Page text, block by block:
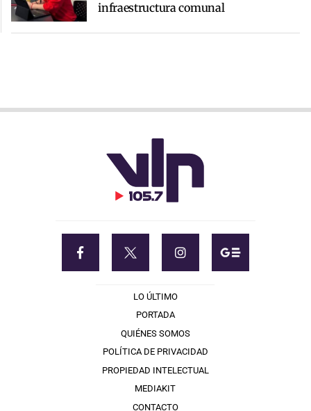
infraestructura comunal
LO ÚLTIMO
PORTADA
QUIÉNES SOMOS
POLÍTICA DE PRIVACIDAD
PROPIEDAD INTELECTUAL
MEDIAKIT
CONTACTO